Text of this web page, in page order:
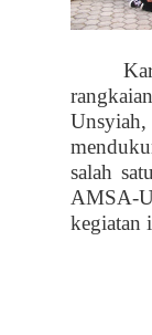
salah
kegiatan